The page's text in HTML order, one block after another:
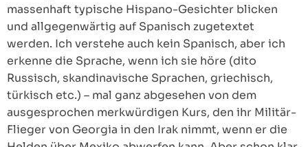
massenhaft typische Hispano-Gesichter blicken
und allgegenwärtig auf Spanisch zugetextet
werden. Ich verstehe auch kein Spanisch, aber ich
erkenne die Sprache, wenn ich sie höre (dito
Russisch, skandinavische Sprachen, griechisch,
türkisch etc.) – mal ganz abgesehen von dem
ausgesprochen merkwürdigen Kurs, den ihr Militär-
Flieger von Georgia in den Irak nimmt, wenn er die